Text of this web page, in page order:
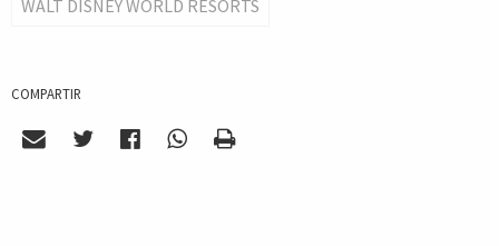
WALT DISNEY WORLD RESORTS
COMPARTIR